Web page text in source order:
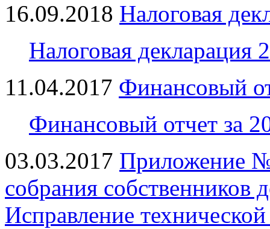
16.09.2018 Налоговая
Налоговая декларация
11.04.2017 Финансовый
Финансовый отчет за
03.03.2017 Приложение
собрания собственников
Исправление